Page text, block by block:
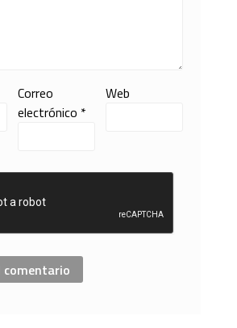
Correo
electrónico *
Web